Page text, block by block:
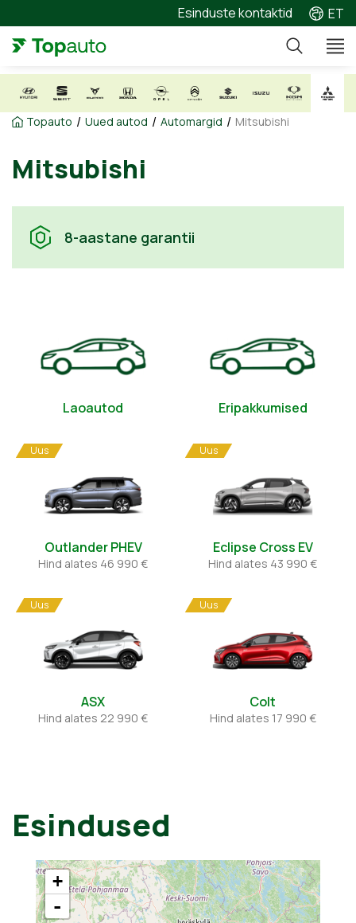
Esinduste kontaktid ET
Topauto / Uued autod / Automargid / Mitsubishi
Mitsubishi
8-aastane garantii
Laoautod Eripakkumised
Uus
Outlander PHEV
Hind alates 46 990 €
Uus
Eclipse Cross EV
Hind alates 43 990 €
Uus
ASX
Hind alates 22 990 €
Uus
Colt
Hind alates 17 990 €
Esindused
+
-